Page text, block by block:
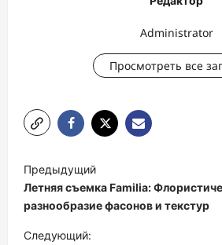
Administrator
Просмотреть все
а
в
и
Предыдущий
Летняя съемка Familia:
разнообразие фасонов и текстур
Следующий: